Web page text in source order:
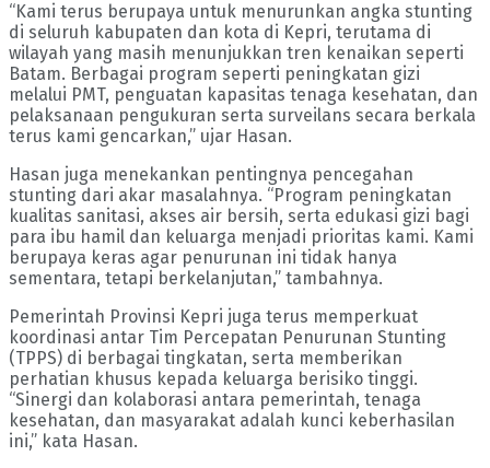
“Kami terus berupaya untuk menurunkan angka stunting
di seluruh kabupaten dan kota di Kepri, terutama di
wilayah yang masih menunjukkan tren kenaikan seperti
Batam. Berbagai program seperti peningkatan gizi
melalui PMT, penguatan kapasitas tenaga kesehatan, dan
pelaksanaan pengukuran serta surveilans secara berkala
terus kami gencarkan,” ujar Hasan.
Hasan juga menekankan pentingnya pencegahan
stunting dari akar masalahnya. “Program peningkatan
kualitas sanitasi, akses air bersih, serta edukasi gizi bagi
para ibu hamil dan keluarga menjadi prioritas kami. Kami
berupaya keras agar penurunan ini tidak hanya
sementara, tetapi berkelanjutan,” tambahnya.
Pemerintah Provinsi Kepri juga terus memperkuat
koordinasi antar Tim Percepatan Penurunan Stunting
(TPPS) di berbagai tingkatan, serta memberikan
perhatian khusus kepada keluarga berisiko tinggi.
“Sinergi dan kolaborasi antara pemerintah, tenaga
kesehatan, dan masyarakat adalah kunci keberhasilan
ini,” kata Hasan.